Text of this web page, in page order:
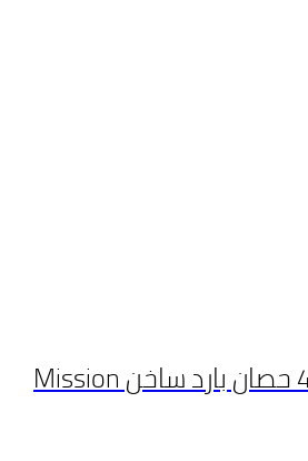
تكييف ميديا 4 حصان بارد ساخن Mission